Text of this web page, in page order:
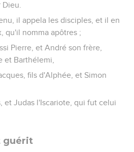
il appela les disciples, et il en
qu'il nomma apôtres ;
Pierre, et André son frère,
et Barthélemi,
fils d'Alphée, et Simon
et Judas l'Iscariote, qui fut celui
guérit